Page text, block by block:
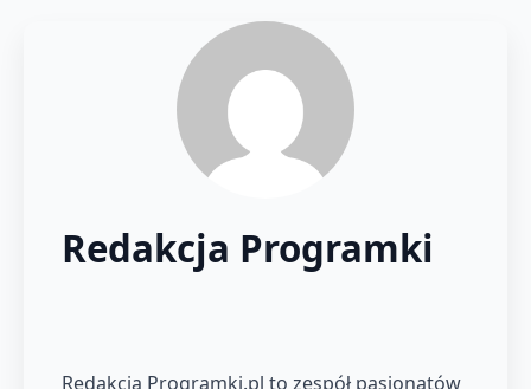
Redakcja Programki
Redakcja Programki.pl to zespół pasjonatów